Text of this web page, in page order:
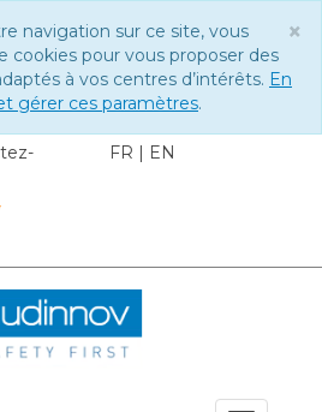
×
navigation sur ce site, vous
cookies pour vous proposer des
à vos centres d’intérêts. En
gérer ces paramètres.
FR | EN